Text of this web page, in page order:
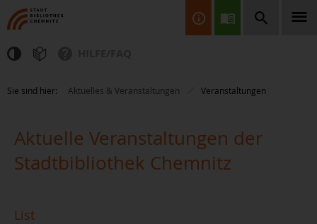
Finden Sie Informationen, Bücher, CDs & DVDs, Spiele, BluRays,
Zeitschriften und vieles mehr...
Sie sind hier: Aktuelles & Veranstaltungen Veranstaltungen
Aktuelle Veranstaltungen der
Stadtbibliothek Chemnitz
List